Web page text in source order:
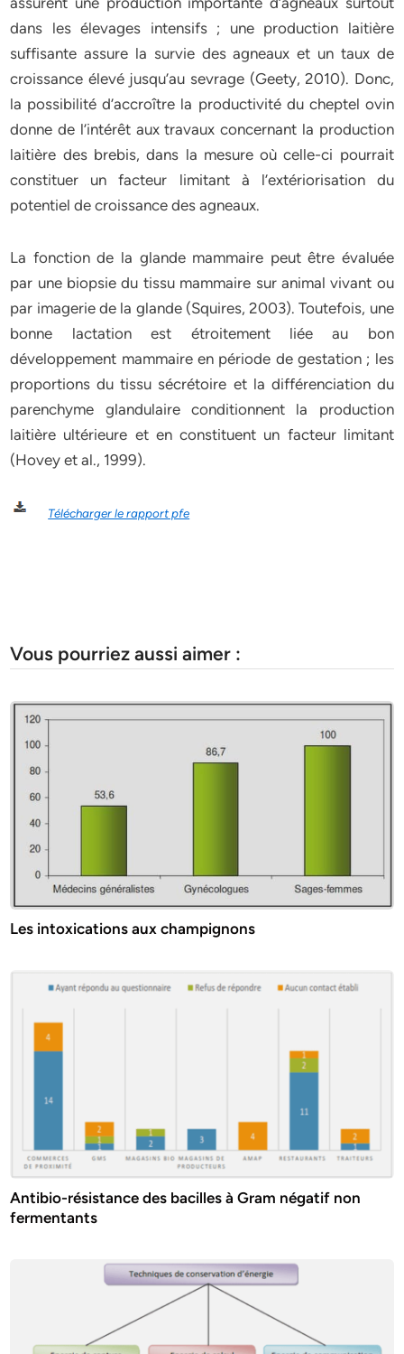
dans les élevages intensifs ; une production laitière
suffisante assure la survie des agneaux et un taux de
croissance élevé jusqu’au sevrage (Geety, 2010). Donc,
la possibilité d’accroître la productivité du cheptel ovin
donne de l’intérêt aux travaux concernant la production
laitière des brebis, dans la mesure où celle-ci pourrait
constituer un facteur limitant à l’extériorisation du
potentiel de croissance des agneaux.
La fonction de la glande mammaire peut être évaluée
par une biopsie du tissu mammaire sur animal vivant ou
par imagerie de la glande (Squires, 2003). Toutefois, une
bonne lactation est étroitement liée au bon
développement mammaire en période de gestation ; les
proportions du tissu sécrétoire et la différenciation du
parenchyme glandulaire conditionnent la production
laitière ultérieure et en constituent un facteur limitant
(Hovey et al., 1999).
Télécharger le rapport pfe
Vous pourriez aussi aimer :
Les intoxications aux champignons
Antibio-résistance des bacilles à Gram négatif non
fermentants